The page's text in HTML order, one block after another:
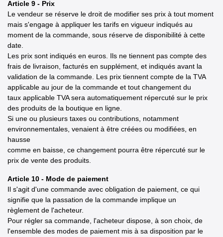
Article 9 - Prix
Le vendeur se réserve le droit de modifier ses prix à tout moment
mais s'engage à appliquer les tarifs en vigueur indiqués au
moment de la commande, sous réserve de disponibilité à cette
date.
Les prix sont indiqués en euros. Ils ne tiennent pas compte des
frais de livraison, facturés en supplément, et indiqués avant la
validation de la commande. Les prix tiennent compte de la TVA
applicable au jour de la commande et tout changement du
taux applicable TVA sera automatiquement répercuté sur le prix
des produits de la boutique en ligne.
Si une ou plusieurs taxes ou contributions, notamment
environnementales, venaient à être créées ou modifiées, en
hausse
comme en baisse, ce changement pourra être répercuté sur le
prix de vente des produits.
Article 10 - Mode de paiement
Il s'agit d'une commande avec obligation de paiement, ce qui
signifie que la passation de la commande implique un
règlement de l'acheteur.
Pour régler sa commande, l'acheteur dispose, à son choix, de
l'ensemble des modes de paiement mis à sa disposition par le